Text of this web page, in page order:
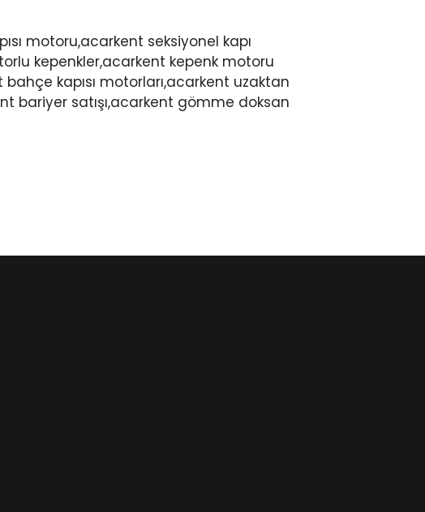
motoru,acarkent seksiyonel kapı
kepenkler,acarkent kepenk motoru
kapısı motorları,acarkent uzaktan
bariyer satışı,acarkent gömme doksan